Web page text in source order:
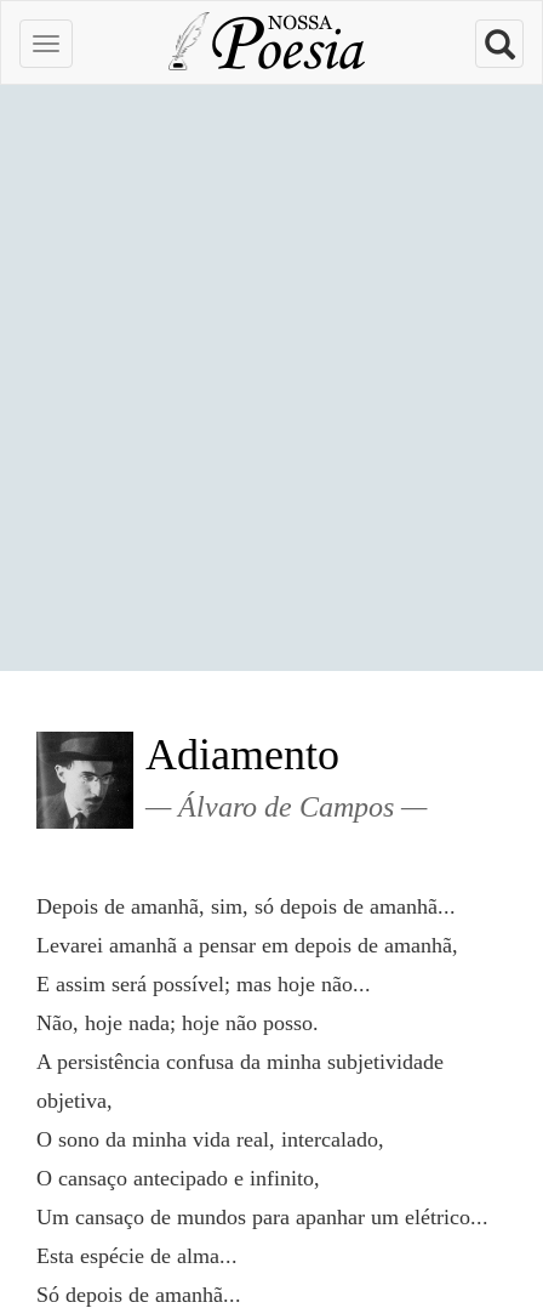
Adiamento
Álvaro de Campos
Depois de amanhã, sim, só depois de amanhã...
Levarei amanhã a pensar em depois de amanhã,
E assim será possível; mas hoje não...
Não, hoje nada; hoje não posso.
A persistência confusa da minha subjetividade
objetiva,
O sono da minha vida real, intercalado,
O cansaço antecipado e infinito,
Um cansaço de mundos para apanhar um elétrico...
Esta espécie de alma...
Só depois de amanhã...